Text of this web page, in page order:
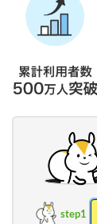
step1